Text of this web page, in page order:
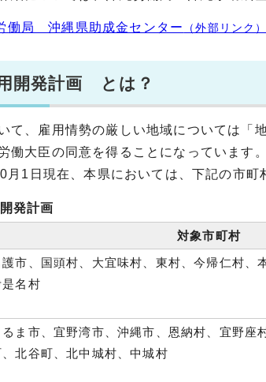
働局 沖縄県助成金センター （外部リンク）
開発計画 とは？
て、雇用情勢の厳しい地域については「
働大臣の同意を得ることになっています。
月1日現在、本県においては、下記の市町
発計画
対象市町村
護市、国頭村、大宜味村、東村、今帰仁村、
是名村
るま市、宜野湾市、沖縄市、恩納村、宜野座
、北谷町、北中城村、中城村